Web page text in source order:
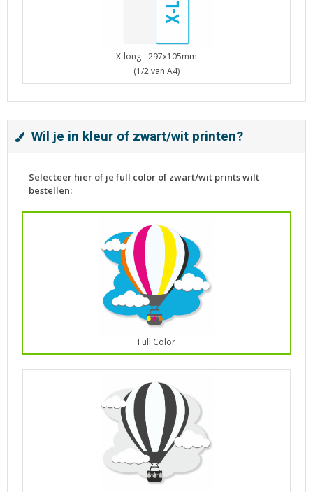
X-long - 297x105mm
(1/2 van A4)
Wil je in kleur of zwart/wit printen?
Selecteer hier of je full color of zwart/wit prints wilt
bestellen:
Full Color